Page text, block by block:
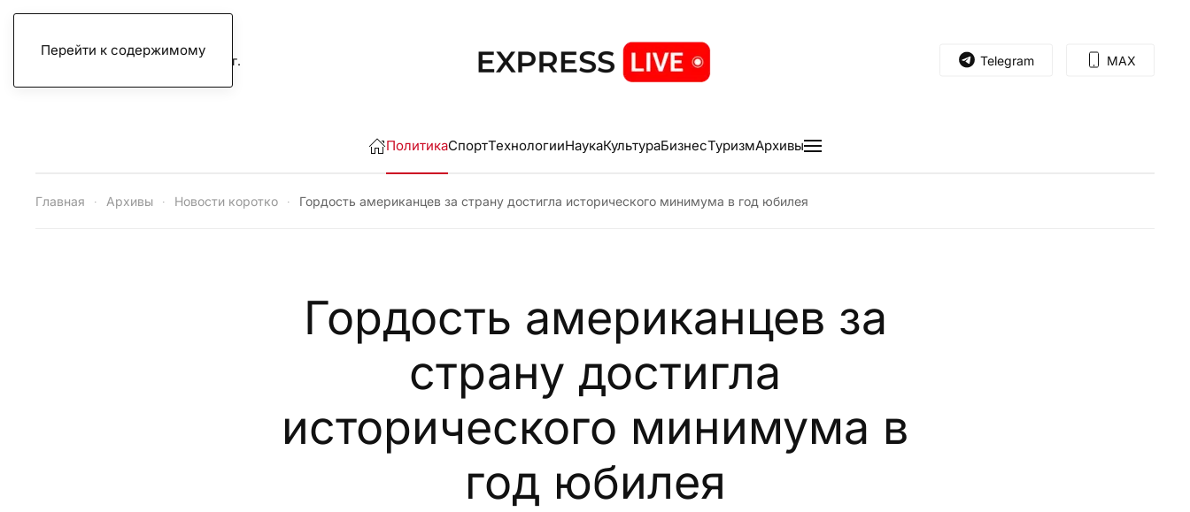
Перейти к содержимому
четверг, 6 августа 2026 г. Telegram MAX
ПолитикаСпортТехнологииНаукаКультураБизнесТуризмАрхивы
Главная Архивы Новости коротко Гордость американцев за страну достигла исторического минимума в год юбилея
Гордость американцев за
страну достигла
исторического минимума в
год юбилея